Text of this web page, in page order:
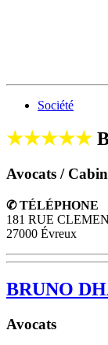
Société
★★★★★
Avocats /
✆ TÉLÉPHONE
181 RUE
27000 Évreux
BRUNO
Avocats